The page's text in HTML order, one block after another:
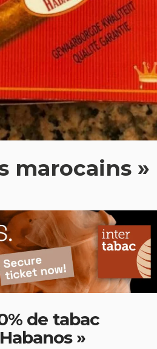
marocains »
de tabac
»